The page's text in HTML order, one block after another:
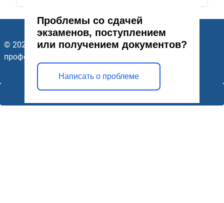
Проблемы со сдачей
экзаменов, поступлением
или получением документов?
Написать о проблеме
© 2026 ГАПОУ Стерлитамакский многопрофильный
профессиональный колледж. Все права защищены.